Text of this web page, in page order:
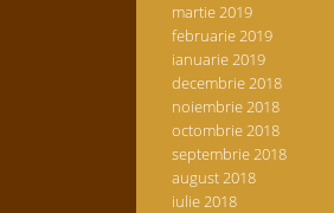
martie 2019
februarie 2019
ianuarie 2019
decembrie 2018
noiembrie 2018
octombrie 2018
septembrie 2018
august 2018
iulie 2018